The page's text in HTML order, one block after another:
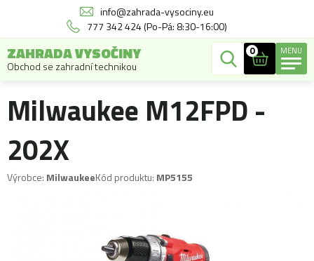
info@zahrada-vysociny.eu
777 342 424 (Po-Pá: 8:30-16:00)
ZAHRADA VYSOČINY
Obchod se zahradní technikou
0 MENU
Milwaukee M12FPD -
202X
Výrobce: MilwaukeeKód produktu: MP5155